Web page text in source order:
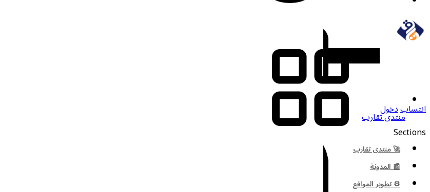
منتدى تقاربانتسابدخول
Sections
🚀 منتدى تقارب
📰 المدونة
⚙️ تطوير المواقع